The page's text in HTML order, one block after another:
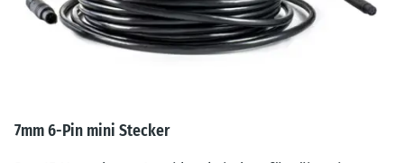
7mm 6-Pin mini Stecker